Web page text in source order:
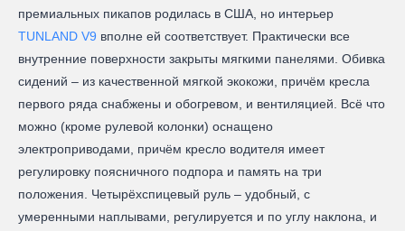
премиальных пикапов родилась в США, но интерьер
TUNLAND V9 вполне ей соответствует. Практически все
внутренние поверхности закрыты мягкими панелями. Обивка
сидений – из качественной мягкой экокожи, причём кресла
первого ряда снабжены и обогревом, и вентиляцией. Всё что
можно (кроме рулевой колонки) оснащено
электроприводами, причём кресло водителя имеет
регулировку поясничного подпора и память на три
положения. Четырёхспицевый руль – удобный, с
умеренными наплывами, регулируется и по углу наклона, и